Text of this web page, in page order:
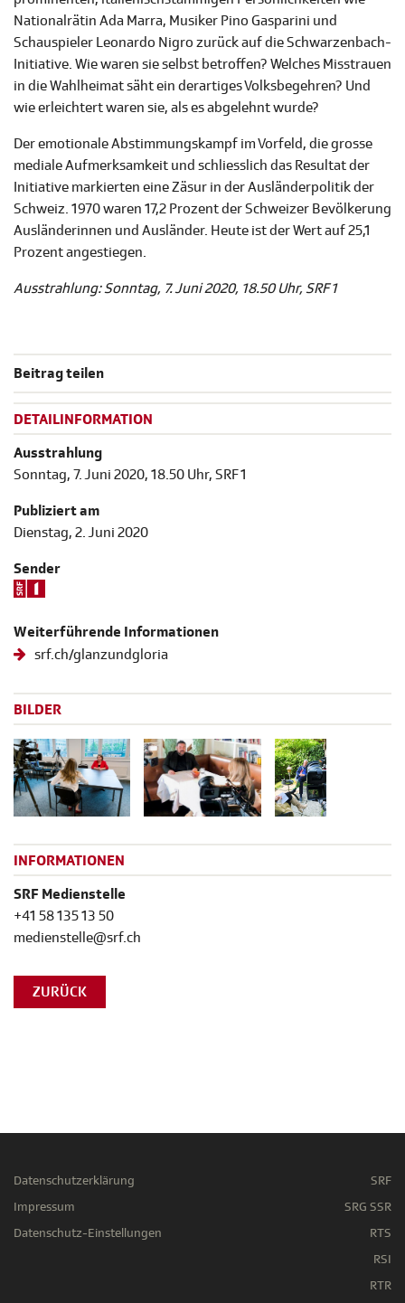
Nationalrätin Ada Marra, Musiker Pino Gasparini und
Schauspieler Leonardo Nigro zurück auf die Schwarzenbach-
Initiative. Wie waren sie selbst betroffen? Welches Misstrauen
in die Wahlheimat säht ein derartiges Volksbegehren? Und
wie erleichtert waren sie, als es abgelehnt wurde?
Der emotionale Abstimmungskampf im Vorfeld, die grosse
mediale Aufmerksamkeit und schliesslich das Resultat der
Initiative markierten eine Zäsur in der Ausländerpolitik der
Schweiz. 1970 waren 17,2 Prozent der Schweizer Bevölkerung
Ausländerinnen und Ausländer. Heute ist der Wert auf 25,1
Prozent angestiegen.
Ausstrahlung: Sonntag, 7. Juni 2020, 18.50 Uhr, SRF 1
Beitrag teilen
DETAILINFORMATION
Ausstrahlung
Sonntag, 7. Juni 2020, 18.50 Uhr, SRF 1
Publiziert am
Dienstag, 2. Juni 2020
Sender
Weiterführende Informationen
srf.ch/glanzundgloria
BILDER
INFORMATIONEN
SRF Medienstelle
+41 58 135 13 50
medienstelle@srf.ch
ZURÜCK
Datenschutzerklärung
Impressum
Datenschutz-Einstellungen
SRF
SRG SSR
RTS
RSI
RTR